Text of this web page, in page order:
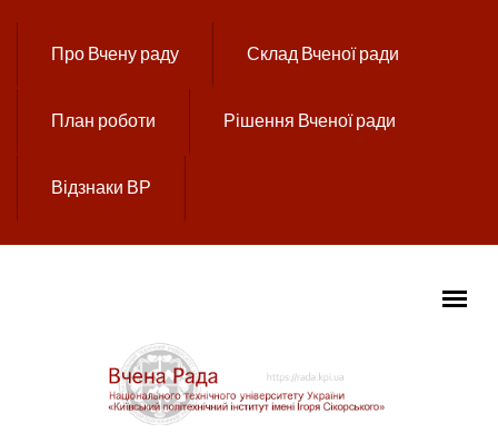
Про Вчену раду Склад Вченої ради
План роботи Рішення Вченої ради
Відзнаки ВР